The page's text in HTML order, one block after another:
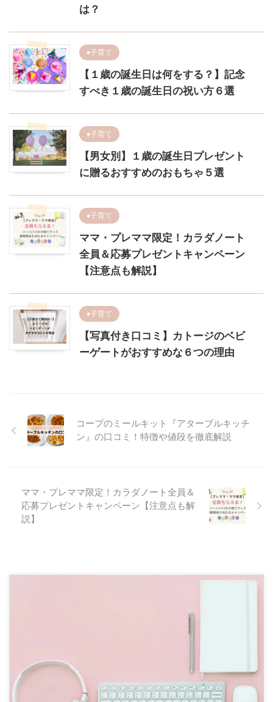
は？
♦︎子育て
【１歳の誕生日は何をする？】記念
すべき１歳の誕生日の祝い方６選
♦︎子育て
【男女別】１歳の誕生日プレゼント
に贈るおすすめのおもちゃ５選
♦︎子育て
ママ・プレママ限定！カラダノート
全員＆応募プレゼントキャンペーン
【注意点も解説】
♦︎子育て
【写真付き口コミ】カトージのベビ
ーゲートがおすすめな６つの理由
コープのミールキット『アターブルキッチ
ン』の口コミ！特徴や値段を徹底解説
ママ・プレママ限定！カラダノート全員＆
応募プレゼントキャンペーン【注意点も解
説】